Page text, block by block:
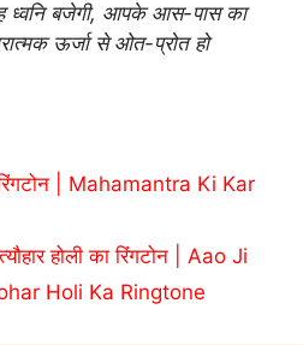
ध्वनि बजेगी, आपके आस-पास का
ऊर्जा से ओत-प्रोत हो
| Mahamantra Ki Kar
होली का रिंगटोन | Aao Ji
Holi Ka Ringtone